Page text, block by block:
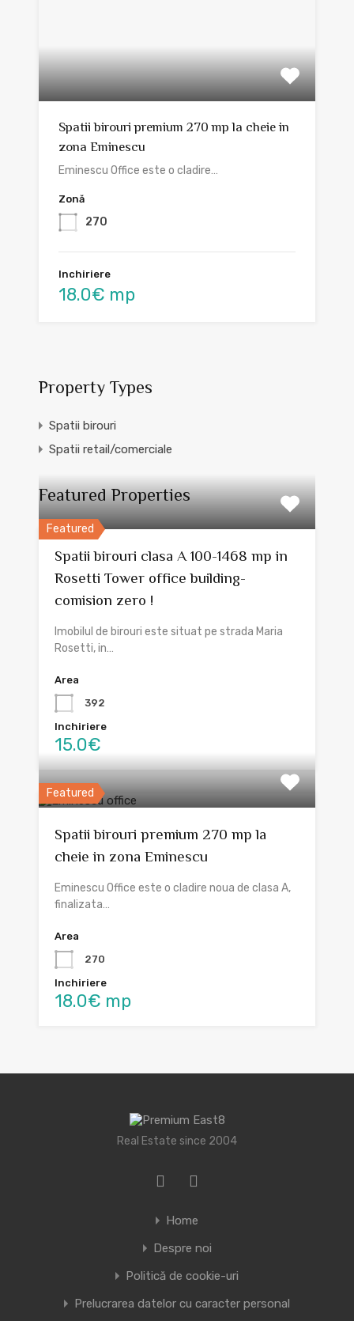
Spatii birouri premium 270 mp la cheie in
zona Eminescu
Eminescu Office este o cladire…
Zonă
270
Inchiriere
18.0€ mp
Property Types
Spatii birouri
Spatii retail/comerciale
Featured Properties
Featured
Spatii birouri clasa A 100-1468 mp in
Rosetti Tower office building-
comision zero !
Imobilul de birouri este situat pe strada Maria
Rosetti, in…
Area
392
Inchiriere
15.0€
Featured
Spatii birouri premium 270 mp la
cheie in zona Eminescu
Eminescu Office este o cladire noua de clasa A,
finalizata…
Area
270
Inchiriere
18.0€ mp
Real Estate since 2004
Home
Despre noi
Politică de cookie-uri
Prelucrarea datelor cu caracter personal